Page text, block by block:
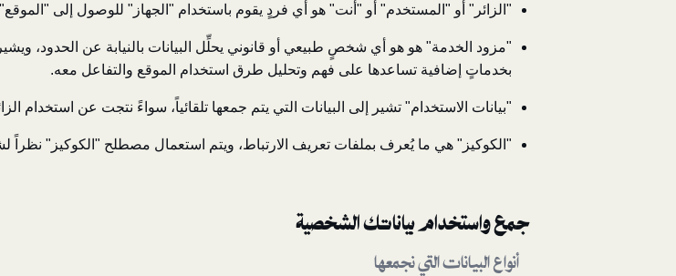
"الزائر" أو "المستخدم" أو "أنت" هو أي فردٍ يقوم باستخدام "الجهاز" للوصول إلى
"مزود الخدمة" هو هو أي شخصٍ طبيعي أو قانوني يحلِّل البيانات بالنيابة عن الحدود،
بخدماتٍ إضافية تساعدها على فهم وتحليل طرق استخدام الموقع والتفاعل معه.
"بيانات الاستخدام" تشير إلى البيانات التي يتم جمعها تلقائياً، سواءً نتجت عن استخدام
"الكوكيز" هي ما يُعرف بملفات تعريف الارتباط، ويتم استعمال مصطلح "الكوكيز" نظراً
جمع واستخدام بياناتك الشخصية
أنواع البيانات التي نجمعها